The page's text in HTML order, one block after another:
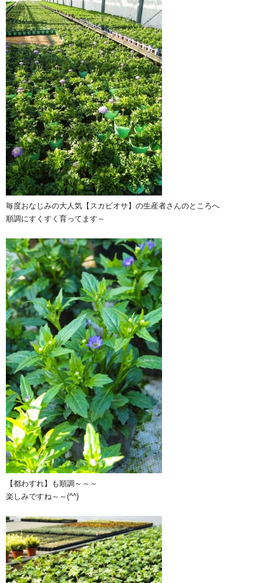
毎度おなじみの大人気【スカビオサ】の生産者さんのところへ
順調にすくすく育ってます～
【都わすれ】も順調～～～
楽しみですね～～(^^)